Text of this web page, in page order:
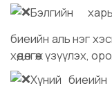
Бэлгийн
биеийн аль нэг
хөдөлгөж үзүүлэх,
Хүний